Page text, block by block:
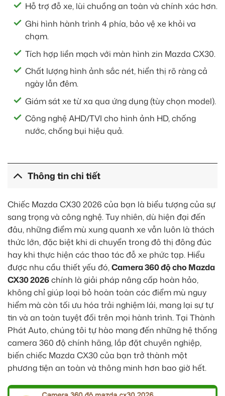
Hỗ trợ đỗ xe, lùi chuồng an toàn và chính xác hơn.
Ghi hình hành trình 4 phía, bảo vệ xe khỏi va
chạm.
Tích hợp liền mạch với màn hình zin Mazda CX30.
Chất lượng hình ảnh sắc nét, hiển thị rõ ràng cả
ngày lẫn đêm.
Giám sát xe từ xa qua ứng dụng (tùy chọn model).
Công nghệ AHD/TVI cho hình ảnh HD, chống
nước, chống bụi hiệu quả.
Thông tin chi tiết
Chiếc Mazda CX30 2026 của bạn là biểu tượng của sự
sang trọng và công nghệ. Tuy nhiên, dù hiện đại đến
đâu, những điểm mù xung quanh xe vẫn luôn là thách
thức lớn, đặc biệt khi di chuyển trong đô thị đông đúc
hay khi thực hiện các thao tác đỗ xe phức tạp. Hiểu
được nhu cầu thiết yếu đó,Camera 360 độ cho Mazda
CX30 2026chính là giải pháp nâng cấp hoàn hảo,
không chỉ giúp loại bỏ hoàn toàn các điểm mù nguy
hiểm mà còn tối ưu hóa trải nghiệm lái, mang lại sự tự
tin và an toàn tuyệt đối trên mọi hành trình. Tại Thành
Phát Auto, chúng tôi tự hào mang đến những hệ thống
camera 360 độ chính hãng, lắp đặt chuyên nghiệp,
biến chiếc Mazda CX30 của bạn trở thành một
phương tiện an toàn và thông minh hơn bao giờ hết.